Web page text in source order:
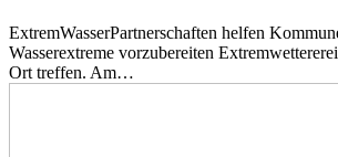
ExtremWasserPartnerschaften helfen
Wasserextreme vorzubereiten
Ort treffen. Am…